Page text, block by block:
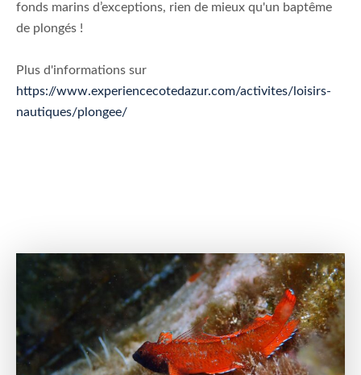
fonds marins d’exceptions, rien de mieux qu'un baptême
de plongés !
Plus d'informations sur
https://www.experiencecotedazur.com/activites/loisirs-
nautiques/plongee/